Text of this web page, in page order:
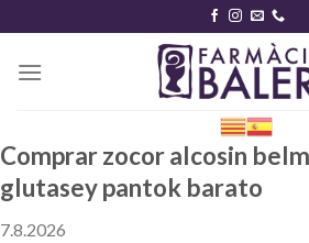
content
Comprar zocor alcosin
glutasey pantok barato
7.8.2026